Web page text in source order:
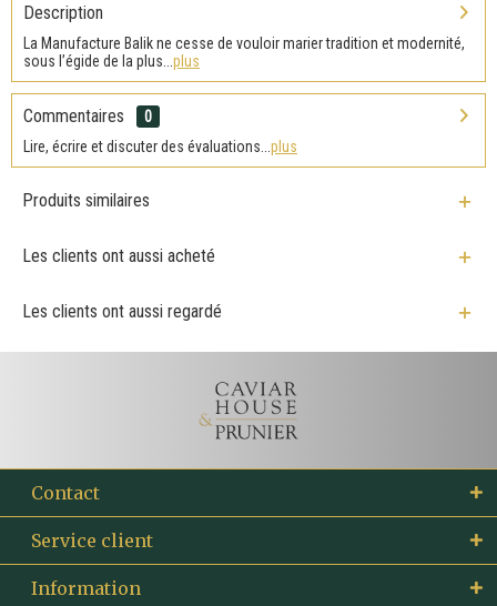
Description
La Manufacture Balik ne cesse de vouloir marier tradition et modernité,
sous l’égide de la plus... plus
Commentaires
0
Lire, écrire et discuter des évaluations... plus
Produits similaires
Les clients ont aussi acheté
Les clients ont aussi regardé
Contact
Service client
Information